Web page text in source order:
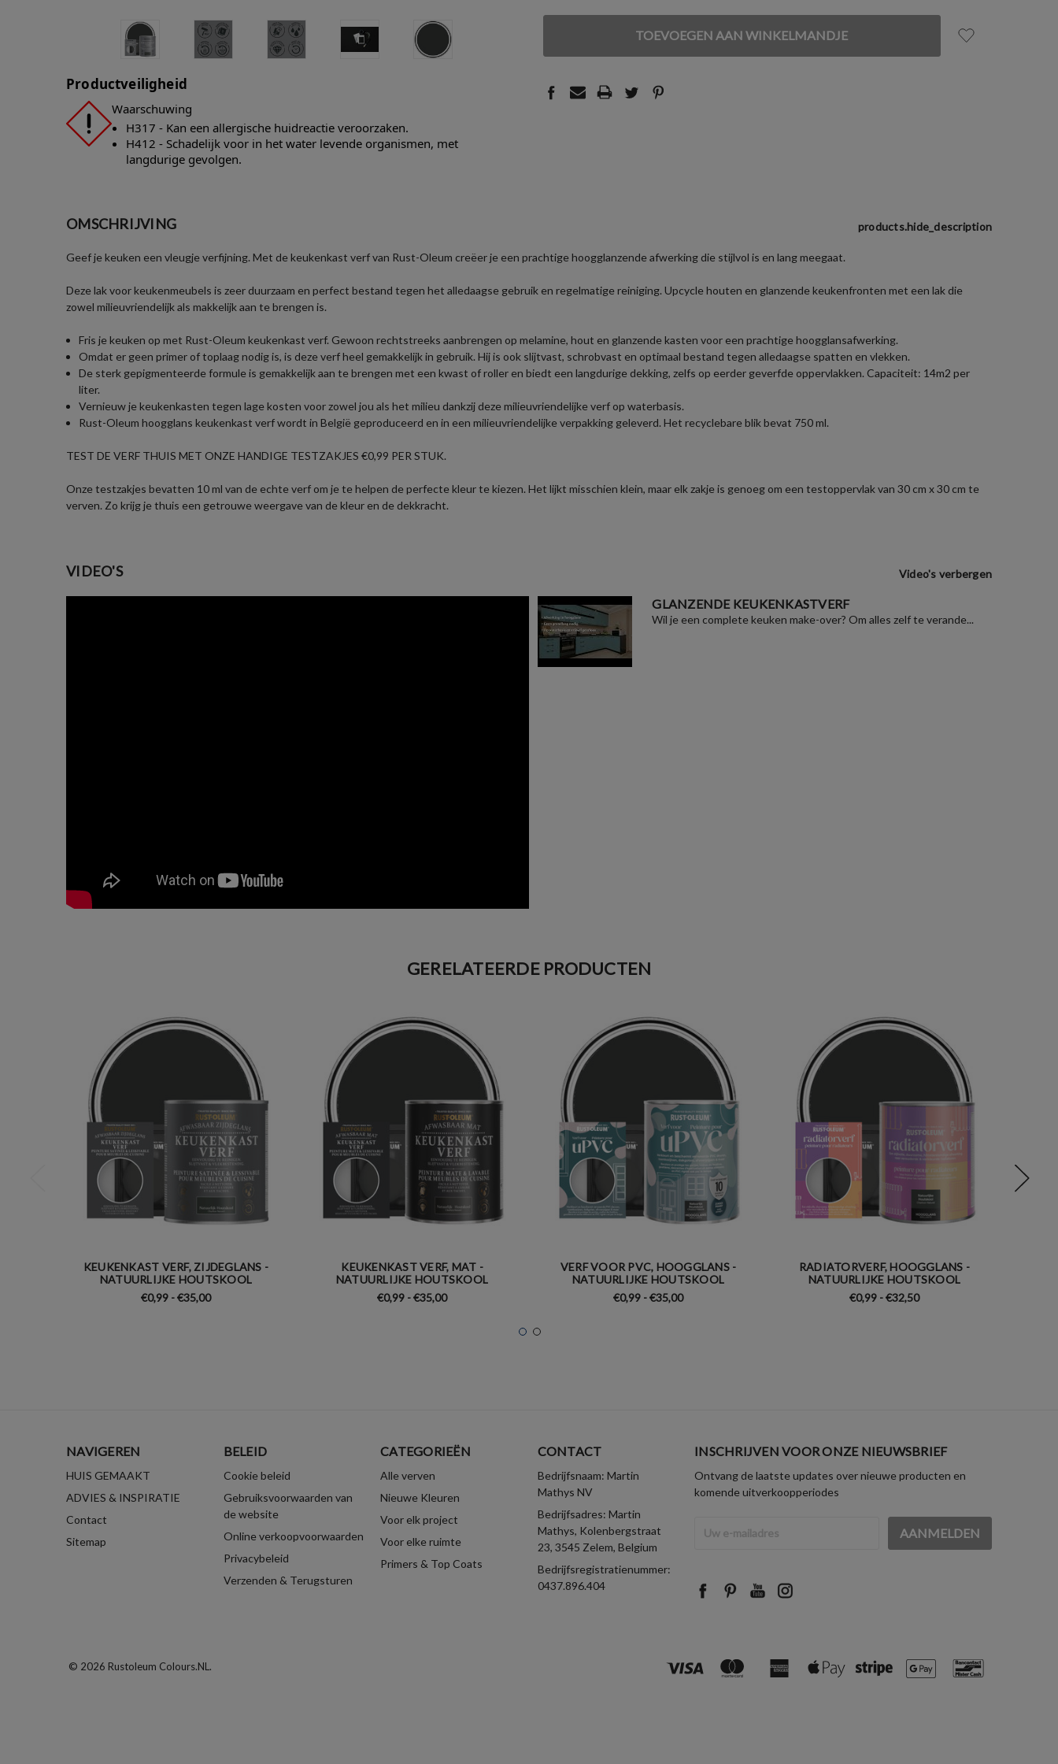
Productveiligheid
Waarschuwing
H317 - Kan een allergische huidreactie veroorzaken.
H412 - Schadelijk voor in het water levende organismen, met
langdurige gevolgen.
UNDEFINEDUNDEFINED
OMSCHRIJVING products.hide_description
Geef je keuken een vleugje verfijning. Met de keukenkast verf van Rust-Oleum creëer je een prachtige hoogglanzende afwerking die stijlvol is en lang meegaat.
Deze lak voor keukenmeubels is zeer duurzaam en perfect bestand tegen het alledaagse gebruik en regelmatige reiniging. Upcycle houten en glanzende keukenfronten met een lak die
zowel milieuvriendelijk als makkelijk aan te brengen is.
Fris je keuken op met Rust-Oleum keukenkast verf. Gewoon rechtstreeks aanbrengen op melamine, hout en glanzende kasten voor een prachtige hoogglansafwerking.
Omdat er geen primer of toplaag nodig is, is deze verf heel gemakkelijk in gebruik. Hij is ook slijtvast, schrobvast en optimaal bestand tegen alledaagse spatten en vlekken.
De sterk gepigmenteerde formule is gemakkelijk aan te brengen met een kwast of roller en biedt een langdurige dekking, zelfs op eerder geverfde oppervlakken. Capaciteit: 14m2 per
liter.
Vernieuw je keukenkasten tegen lage kosten voor zowel jou als het milieu dankzij deze milieuvriendelijke verf op waterbasis.
Rust-Oleum hoogglans keukenkast verf wordt in België geproduceerd en in een milieuvriendelijke verpakking geleverd. Het recyclebare blik bevat 750 ml.
TEST DE VERF THUIS MET ONZE HANDIGE TESTZAKJES €0,99 PER STUK.
Onze testzakjes bevatten 10 ml van de echte verf om je te helpen de perfecte kleur te kiezen. Het lijkt misschien klein, maar elk zakje is genoeg om een testoppervlak van 30 cm x 30 cm te
verven. Zo krijg je thuis een getrouwe weergave van de kleur en de dekkracht.
VIDEO'S Video's verbergen
GLANZENDE KEUKENKASTVERF
Wil je een complete keuken make-over? Om alles zelf te verande...
GERELATEERDE PRODUCTEN
KEUKENKAST VERF, ZIJDEGLANS -
NATUURLIJKE HOUTSKOOL
€0,99 - €35,00
KEUKENKAST VERF, MAT -
NATUURLIJKE HOUTSKOOL
€0,99 - €35,00
VERF VOOR PVC, HOOGGLANS -
NATUURLIJKE HOUTSKOOL
€0,99 - €35,00
RADIATORVERF, HOOGGLANS -
NATUURLIJKE HOUTSKOOL
€0,99 - €32,50
NAVIGEREN
HUIS GEMAAKT
ADVIES & INSPIRATIE
Contact
Sitemap
BELEID
Cookie beleid
Gebruiksvoorwaarden van
de website
Online verkoopvoorwaarden
Privacybeleid
Verzenden & Terugsturen
CATEGORIEËN
Alle verven
Nieuwe Kleuren
Voor elk project
Voor elke ruimte
Primers & Top Coats
CONTACT
Bedrijfsnaam: Martin
Mathys NV
Bedrijfsadres: Martin
Mathys, Kolenbergstraat
23, 3545 Zelem, Belgium
Bedrijfsregistratienummer:
0437.896.404
INSCHRIJVEN VOOR ONZE NIEUWSBRIEF
Ontvang de laatste updates over nieuwe producten en
komende uitverkoopperiodes
mailadres
© 2026 Rustoleum Colours.NL.